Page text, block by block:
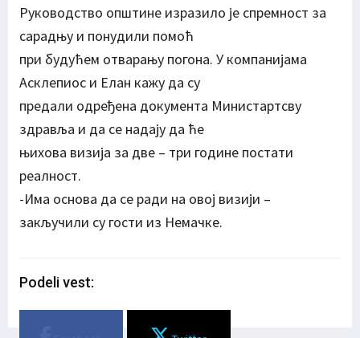
Руководство општине изразило је спремност за
сарадњу и понудили помоћ
при будућем отварању погона. У компанијама
Асклепиос и Елан кажу да су
предали одређена документа Министартсву
здравља и да се надају да ће
њихова визија за две – три године постати
реалност.
-Има основа да се ради на овој визији –
закључили су гости из Немачке.
Podeli vest: